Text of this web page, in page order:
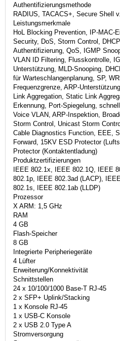
Authentifizierungsmethode
RADIUS, TACACS+, Secure Shell
Leistungsmerkmale
HoL Blocking Prevention, IP-MAC-
Security, DoS, Storm Control,
Authentifizierung, QoS, IGMP
VLAN ID Filtering, Flusskontrolle,
Unterstützung, MLD-Snooping,
für Warteschlangenplanung, SP,
Frequenzgrenze, ARP-
Link Aggregation, Static Link
Erkennung, Port-Spiegelung,
Voice VLAN, ARP-Inspektion,
Storm Control, Unicast Storm
Cable Diagnostics Function, EEE,
Forward, 15KV ESD Protector
Protector (Kontaktentladung)
Produktzertifizierungen
IEEE 802.1x, IEEE 802.1Q, IEEE
802.1p, IEEE 802.3ad (LACP),
802.1s, IEEE 802.1ab (LLDP)
Prozessor
X ARM: 1,5 GHz
RAM
4 GB
Flash-Speicher
8 GB
Integrierte Peripheriegeräte
4 Lüfter
Erweiterung/Konnektivität
Schnittstellen
24 x 10/100/1000 Base-T RJ-45
2 x SFP+ Uplink/Stacking
1 x Konsole RJ-45
1 x USB-C Konsole
2 x USB 2.0 Type A
Stromversorgung